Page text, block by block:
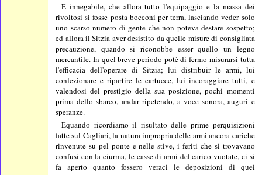
E innegabile, che allora tutto l'equipaggio e la massa dei
rivoltosi si fosse posta bocconi per terra, lasciando veder solo
uno scarso numero di gente che non poteva destare sospetto;
ed allora il Sitzia aver desistito da quelle misure di consigliata
precauzione, quando si riconobbe esser quello un legno
mercantile. In quel breve periodo potè di fermo misurarsi tutta
l'efficacia dell'operare di Sitzia; lui distribuir le armi, lui
confezionare e ripartire le cartucce, lui incoraggiare tutti, e
valendosi del prestigio della sua posizione, pochi momenti
prima dello sbarco, andar ripetendo, a voce sonora, auguri e
speranze.
Equando ricordiamo il risultato delle prime perquisizioni
fatte sul Cagliari, la natura impropria delle armi ancora cariche
rinvenute su pel ponte e nelle stive, i feriti che si trovavano
confusi con la ciurma, le casse di armi del carico vuotate, ci si
fa aperto quanto fossero veraci le deposizioni di quei